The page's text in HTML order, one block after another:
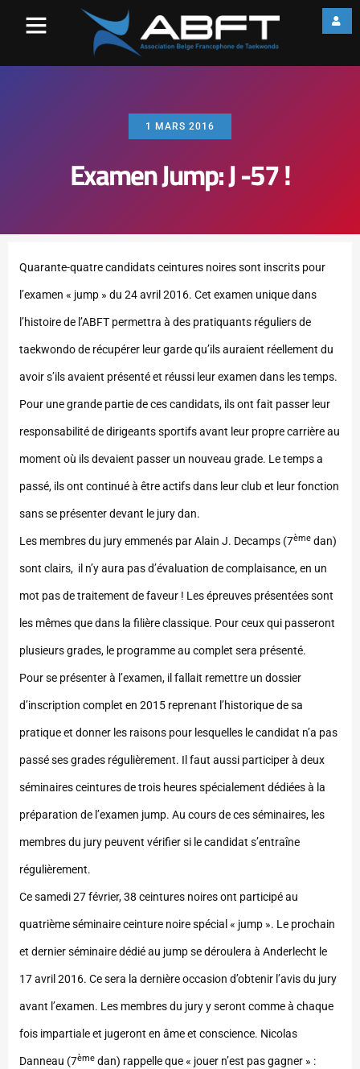
1 MARS 2016
Examen Jump: J -57 !
Quarante-quatre candidats ceintures noires sont inscrits pour
l’examen « jump » du 24 avril 2016. Cet examen unique dans
l’histoire de l’ABFT permettra à des pratiquants réguliers de
taekwondo de récupérer leur garde qu’ils auraient réellement du
avoir s’ils avaient présenté et réussi leur examen dans les temps.
Pour une grande partie de ces candidats, ils ont fait passer leur
responsabilité de dirigeants sportifs avant leur propre carrière au
moment où ils devaient passer un nouveau grade. Le temps a
passé, ils ont continué à être actifs dans leur club et leur fonction
sans se présenter devant le jury dan.
Les membres du jury emmenés par Alain J. Decamps (7ème dan)
sont clairs, il n’y aura pas d’évaluation de complaisance, en un
mot pas de traitement de faveur ! Les épreuves présentées sont
les mêmes que dans la filière classique. Pour ceux qui passeront
plusieurs grades, le programme au complet sera présenté.
Pour se présenter à l’examen, il fallait remettre un dossier
d’inscription complet en 2015 reprenant l’historique de sa
pratique et donner les raisons pour lesquelles le candidat n’a pas
passé ses grades régulièrement. Il faut aussi participer à deux
séminaires ceintures de trois heures spécialement dédiées à la
préparation de l’examen jump. Au cours de ces séminaires, les
membres du jury peuvent vérifier si le candidat s’entraîne
régulièrement.
Ce samedi 27 février, 38 ceintures noires ont participé au
quatrième séminaire ceinture noire spécial « jump ». Le prochain
et dernier séminaire dédié au jump se déroulera à Anderlecht le
17 avril 2016. Ce sera la dernière occasion d’obtenir l’avis du jury
avant l’examen. Les membres du jury y seront comme à chaque
fois impartiale et jugeront en âme et conscience. Nicolas
Danneau (7ème dan) rappelle que « jouer n’est pas gagner » :